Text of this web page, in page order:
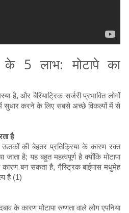
के 5 लाभ: मोटापे का
है, और बैरियाट्रिक सर्जरी प्रभावित लोगों
सुधार करने के लिए सबसे अच्छे विकल्पों में से
है
की बेहतर प्रतिक्रिया के कारण रक्त
जाता है; यह बहुत महत्वपूर्ण है क्योंकि मोटापा
बन सकता है, गैस्ट्रिक बाईपास मधुमेह
है (1)
के कारण मोटापा रुग्णता वाले लोग एपनिया